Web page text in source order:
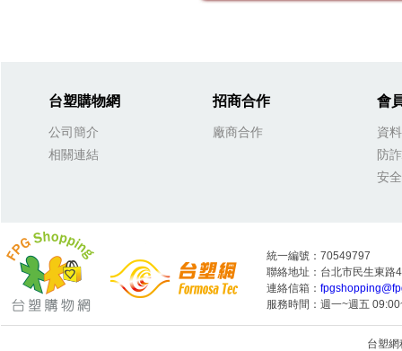
台塑購物網
公司簡介
相關連結
招商合作
廠商合作
會
資
防
安
統一編號：70549797
聯絡地址：台北市民生東路
連絡信箱：
服務時間：週一~週五
台塑